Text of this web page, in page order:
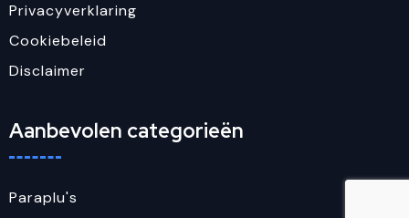
Privacyverklaring
Cookiebeleid
Disclaimer
Aanbevolen categorieën
Paraplu's